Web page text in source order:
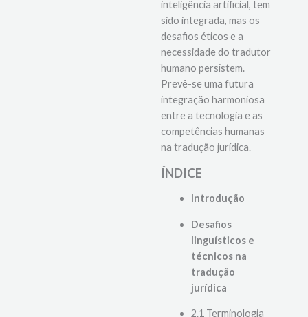
especialmente a
inteligência artificial, tem
sido integrada, mas os
desafios éticos e a
necessidade do tradutor
humano persistem.
Prevê-se uma futura
integração harmoniosa
entre a tecnologia e as
competências humanas
na tradução jurídica.
ÍNDICE
Introdução
Desafios
linguísticos e
técnicos na
tradução
jurídica